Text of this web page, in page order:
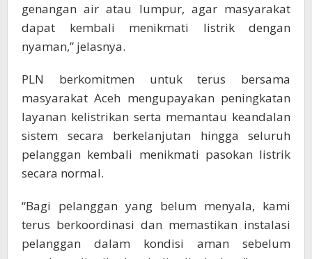
genangan air atau lumpur, agar masyarakat
dapat kembali menikmati listrik dengan
nyaman,” jelasnya.
PLN berkomitmen untuk terus bersama
masyarakat Aceh mengupayakan peningkatan
layanan kelistrikan serta memantau keandalan
sistem secara berkelanjutan hingga seluruh
pelanggan kembali menikmati pasokan listrik
secara normal.
“Bagi pelanggan yang belum menyala, kami
terus berkoordinasi dan memastikan instalasi
pelanggan dalam kondisi aman sebelum